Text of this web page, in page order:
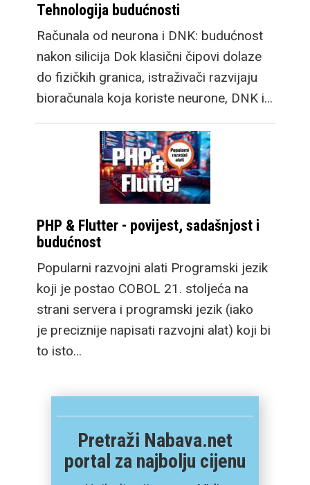
Tehnologija budućnosti
Računala od neurona i DNK: budućnost
nakon silicija Dok klasični čipovi dolaze
do fizičkih granica, istraživači razvijaju
bioračunala koja koriste neurone, DNK i…
PHP & Flutter - povijest, sadašnjost i
budućnost
Popularni razvojni alati Programski jezik
koji je postao COBOL 21. stoljeća na
strani servera i programski jezik (iako
je preciznije napisati razvojni alat) koji bi
to isto…
Pretraži Nabava.net
portal za najbolju cijenu